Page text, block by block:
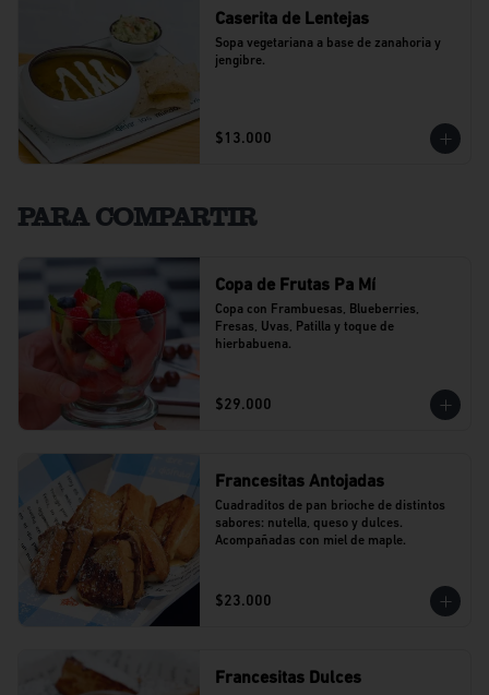
Caserita de Lentejas
Sopa vegetariana a base de zanahoria y
jengibre.
$13.000
PARA COMPARTIR
Copa de Frutas Pa Mí
Copa con Frambuesas, Blueberries,
Fresas, Uvas, Patilla y toque de
hierbabuena.
$29.000
Francesitas Antojadas
Cuadraditos de pan brioche de distintos
sabores: nutella, queso y dulces.
Acompañadas con miel de maple.
$23.000
Francesitas Dulces